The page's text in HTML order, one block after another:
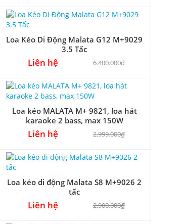
Loa Kéo Di Động Malata G12 M+9029
3.5 Tấc
Loa Kéo Di Động Malata G12 M+9029
3.5 Tấc
Liên hệ 6.400.000₫
Loa kéo MALATA M+ 9821, loa hát
karaoke 2 bass, max 150W
Liên hệ 2.999.000₫
Loa kéo di động Malata S8 M+9026 2
tấc
Liên hệ 2.900.000₫